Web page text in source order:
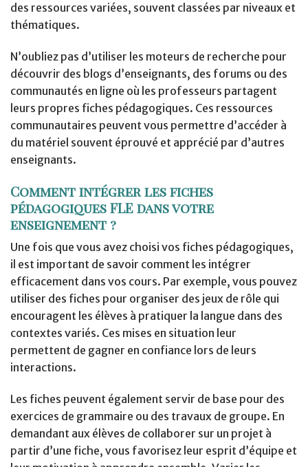
des ressources variées, souvent classées par niveaux et
thématiques.
N’oubliez pas d’utiliser les moteurs de recherche pour
découvrir des blogs d’enseignants, des forums ou des
communautés en ligne où les professeurs partagent
leurs propres fiches pédagogiques. Ces ressources
communautaires peuvent vous permettre d’accéder à
du matériel souvent éprouvé et apprécié par d’autres
enseignants.
Comment intégrer les fiches
pédagogiques FLE dans votre
enseignement ?
Une fois que vous avez choisi vos fiches pédagogiques,
il est important de savoir comment les intégrer
efficacement dans vos cours. Par exemple, vous pouvez
utiliser des fiches pour organiser des jeux de rôle qui
encouragent les élèves à pratiquer la langue dans des
contextes variés. Ces mises en situation leur
permettent de gagner en confiance lors de leurs
interactions.
Les fiches peuvent également servir de base pour des
exercices de grammaire ou des travaux de groupe. En
demandant aux élèves de collaborer sur un projet à
partir d’une fiche, vous favorisez leur esprit d’équipe et